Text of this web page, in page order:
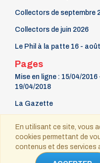
Collectors de septembre
Collectors de juin 2026
Le Phil à la patte 16 -
Pages
Mise en ligne : 15/04/
19/04/2018
La Gazette
Contact
En utilisant ce site, vous
cookies permettant de
contenus et des services